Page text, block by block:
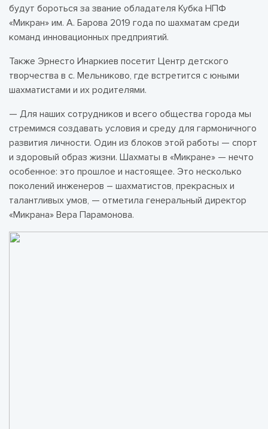
будут бороться за звание обладателя Кубка НПФ
«Микран» им. А. Барова 2019 года по шахматам среди
команд инновационных предприятий.
Также Эрнесто Инаркиев посетит Центр детского
творчества в с. Мельниково, где встретится с юными
шахматистами и их родителями.
— Для наших сотрудников и всего общества города мы
стремимся создавать условия и среду для гармоничного
развития личности. Один из блоков этой работы — спорт
и здоровый образ жизни. Шахматы в «Микране» — нечто
особенное: это прошлое и настоящее. Это несколько
поколений инженеров – шахматистов, прекрасных и
талантливых умов, — отметила генеральный директор
«Микрана» Вера Парамонова.